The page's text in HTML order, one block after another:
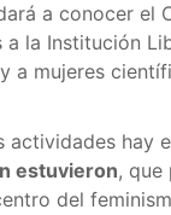
a conocer el
a la Institución
a mujeres
actividades hay
estuvieron, que
del